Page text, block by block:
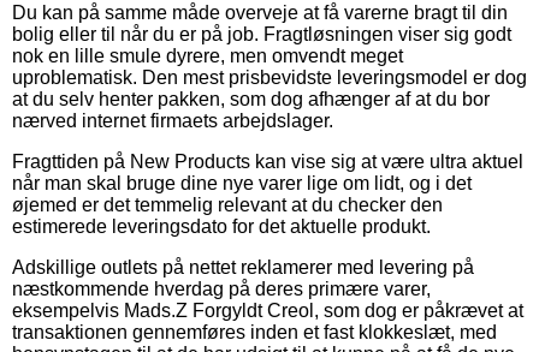
Du kan på samme måde overveje at få varerne bragt til din
bolig eller til når du er på job. Fragtløsningen viser sig godt
nok en lille smule dyrere, men omvendt meget
uproblematisk. Den mest prisbevidste leveringsmodel er dog
at du selv henter pakken, som dog afhænger af at du bor
nærved internet firmaets arbejdslager.
Fragttiden på New Products kan vise sig at være ultra aktuel
når man skal bruge dine nye varer lige om lidt, og i det
øjemed er det temmelig relevant at du checker den
estimerede leveringsdato for det aktuelle produkt.
Adskillige outlets på nettet reklamerer med levering på
næstkommende hverdag på deres primære varer,
eksempelvis Mads.Z Forgyldt Creol, som dog er påkrævet at
transaktionen gennemføres inden et fast klokkeslæt, med